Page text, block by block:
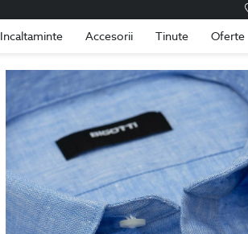
Incaltaminte Accesorii Tinute Oferte
Romania